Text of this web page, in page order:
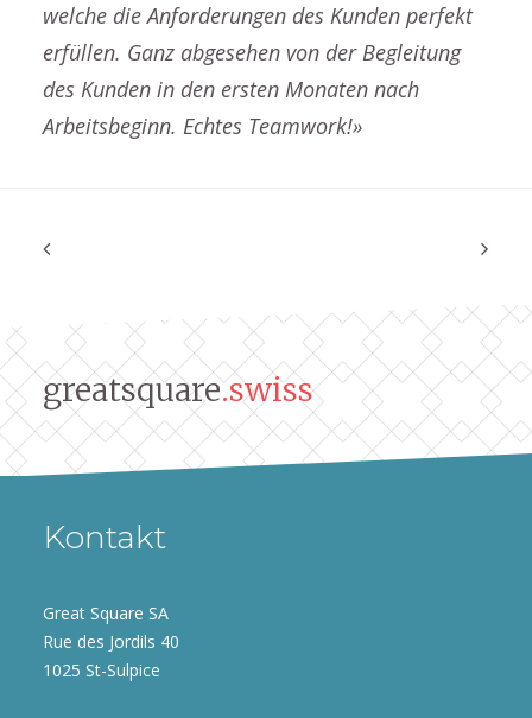
welche die Anforderungen des Kunden perfekt
erfüllen. Ganz abgesehen von der Begleitung
des Kunden in den ersten Monaten nach
Arbeitsbeginn. Echtes Teamwork!»
greatsquare.swiss
Kontakt
Great Square SA
Rue des Jordils 40
1025 St-Sulpice